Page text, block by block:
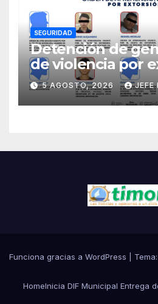
SEGURIDAD
Detención de
de violencia por
pilar de la
SSP
5 AGOSTO, 2026 JEFE
Funciona gracias a WordPress Tema:
HomeInicia DIF Municipal Entrega